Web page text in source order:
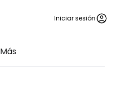
Iniciar sesión
Más